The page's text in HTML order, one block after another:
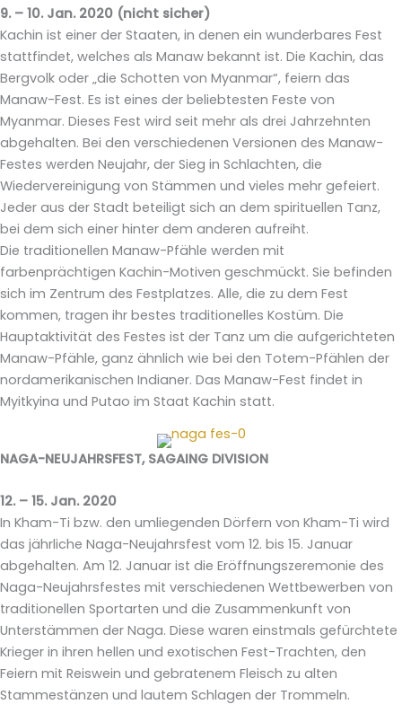
9. – 10. Jan. 2020 (nicht sicher)
Kachin ist einer der Staaten, in denen ein wunderbares Fest
stattfindet, welches als Manaw bekannt ist. Die Kachin, das
Bergvolk oder „die Schotten von Myanmar“, feiern das
Manaw-Fest. Es ist eines der beliebtesten Feste von
Myanmar. Dieses Fest wird seit mehr als drei Jahrzehnten
abgehalten. Bei den verschiedenen Versionen des Manaw-
Festes werden Neujahr, der Sieg in Schlachten, die
Wiedervereinigung von Stämmen und vieles mehr gefeiert.
Jeder aus der Stadt beteiligt sich an dem spirituellen Tanz,
bei dem sich einer hinter dem anderen aufreiht.
Die traditionellen Manaw-Pfähle werden mit
farbenprächtigen Kachin-Motiven geschmückt. Sie befinden
sich im Zentrum des Festplatzes. Alle, die zu dem Fest
kommen, tragen ihr bestes traditionelles Kostüm. Die
Hauptaktivität des Festes ist der Tanz um die aufgerichteten
Manaw-Pfähle, ganz ähnlich wie bei den Totem-Pfählen der
nordamerikanischen Indianer. Das Manaw-Fest findet in
Myitkyina und Putao im Staat Kachin statt.
NAGA-NEUJAHRSFEST, SAGAING DIVISION
12. – 15. Jan. 2020
In Kham-Ti bzw. den umliegenden Dörfern von Kham-Ti wird
das jährliche Naga-Neujahrsfest vom 12. bis 15. Januar
abgehalten. Am 12. Januar ist die Eröffnungszeremonie des
Naga-Neujahrsfestes mit verschiedenen Wettbewerben von
traditionellen Sportarten und die Zusammenkunft von
Unterstämmen der Naga. Diese waren einstmals gefürchtete
Krieger in ihren hellen und exotischen Fest-Trachten, den
Feiern mit Reiswein und gebratenem Fleisch zu alten
Stammestänzen und lautem Schlagen der Trommeln.